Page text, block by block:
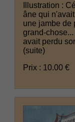
Illustration :
âne qui
une jambe de
grand-
avait perdu
(suite)
Prix : 10.00 €